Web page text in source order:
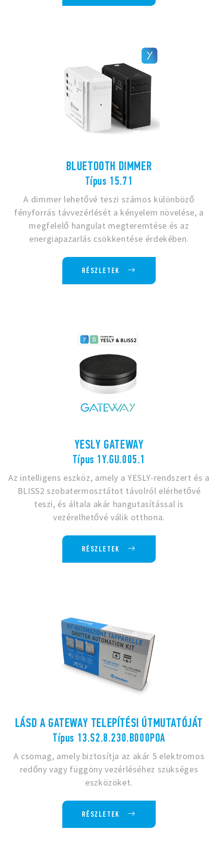
BLUETOOTH DIMMER
Típus 15.71
A dimmer lehetővé teszi számos különböző
fényforrás távvezérlését a kényelem növelése, a
megfelelő hangulat megteremtése és az
energiapazarlás csökkentése érdekében.
RÉSZLETEK
YESLY GATEWAY
Típus 1Y.GU.005.1
Az intelligens eszköz, amely a YESLY-rendszert és a
BLISS2 szobatermosztátot távolról elérhetővé
teszi, és általa akár hangutasítással is
vezérelhetővé válik otthona.
RÉSZLETEK
LÁSD A GATEWAY TELEPÍTÉSI ÚTMUTATÓJÁT
Típus 13.S2.8.230.B000POA
A csomag, amely biztosítja az akár 5 elektromos
redőny vagy függöny vezérléséhez szükséges
eszközöket.
RÉSZLETEK